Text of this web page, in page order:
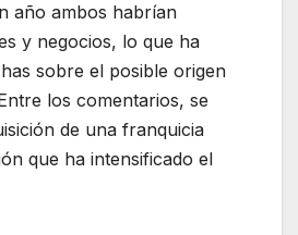
año ambos habrían
y negocios, lo que ha
sobre el posible origen
los comentarios, se
de una franquicia
que ha intensificado el